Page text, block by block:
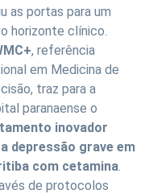
as portas para um
horizonte clínico.
, referência
em Medicina de
traz para a
paranaense o
inovador
depressão grave em
com cetamina.
de protocolos